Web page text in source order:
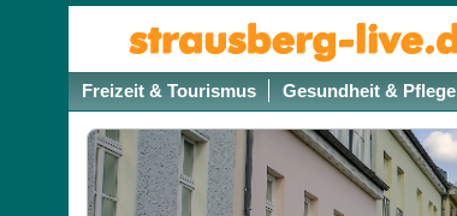
Freizeit & Tourismus Gesundheit & Pflege